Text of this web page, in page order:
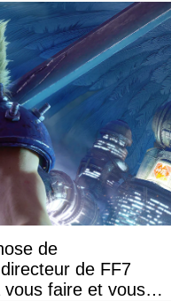
de
de FF7
faire et vous